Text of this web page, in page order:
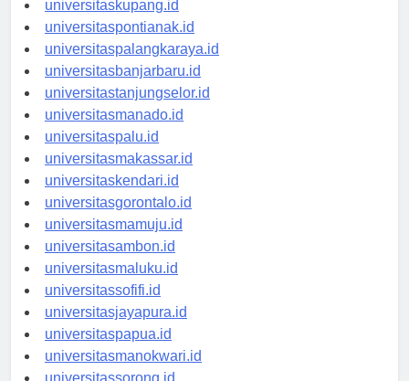
universitaskupang.id
universitaspontianak.id
universitaspalangkaraya.id
universitasbanjarbaru.id
universitastanjungselor.id
universitasmanado.id
universitaspalu.id
universitasmakassar.id
universitaskendari.id
universitasgorontalo.id
universitasmamuju.id
universitasambon.id
universitasmaluku.id
universitassofifi.id
universitasjayapura.id
universitaspapua.id
universitasmanokwari.id